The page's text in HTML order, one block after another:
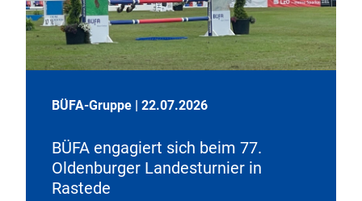
BÜFA-Gruppe | 22.07.2026
BÜFA engagiert sich beim 77.
Oldenburger Landesturnier in
Rastede